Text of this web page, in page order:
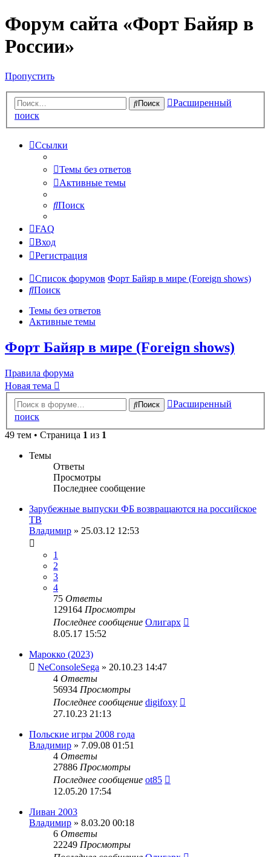
Форум сайта «Форт Байяр в
России»
Пропустить
Поиск
Расширенный
поиск
Ссылки
Темы без ответов
Активные темы
Поиск
FAQ
Вход
Регистрация
Список форумов Форт Байяр в мире (Foreign shows)
Поиск
Темы без ответов
Активные темы
Форт Байяр в мире (Foreign shows)
Правила форума
Новая тема
Поиск
Расширенный
поиск
49 тем • Страница 1 из 1
Темы
Ответы
Просмотры
Последнее сообщение
Зарубежные выпуски ФБ возвращаются на российское
ТВ
Владимир » 25.03.12 12:53
1
2
3
4
75 Ответы
129164 Просмотры
Последнее сообщение Олигарх
8.05.17 15:52
Марокко (2023)
NeConsoleSega » 20.10.23 14:47
4 Ответы
56934 Просмотры
Последнее сообщение digifoxy
27.10.23 21:13
Польские игры 2008 года
Владимир » 7.09.08 01:51
4 Ответы
27886 Просмотры
Последнее сообщение ot85
12.05.20 17:54
Ливан 2003
Владимир » 8.03.20 00:18
6 Ответы
22249 Просмотры